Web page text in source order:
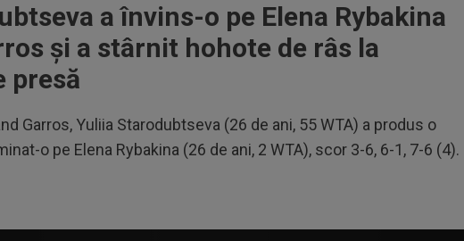
a învins-o pe Elena Rybakina
și a stârnit hohote de râs la
presă
Garros, Yuliia Starodubtseva (26 de ani, 55 WTA) a produs o
o pe Elena Rybakina (26 de ani, 2 WTA), scor 3-6, 6-1, 7-6 (4).